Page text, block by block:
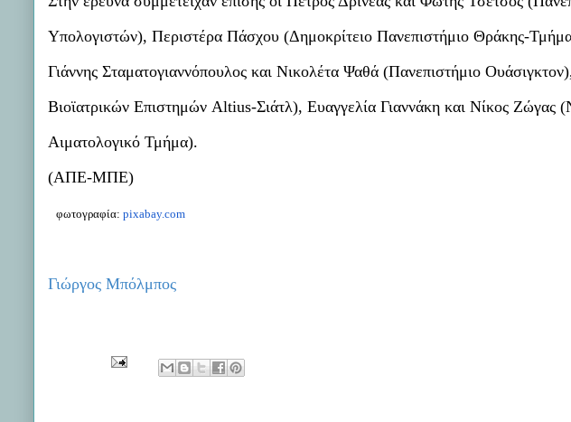
Υπολογιστών), Περιστέρα Πάσχου (Δημοκρίτειο Πανεπιστήμιο Θράκης-
Γιάννης Σταματογιαννόπουλος και Νικολέτα Ψαθά (Πανεπιστήμιο
Βιοϊατρικών Επιστημών Altius-Σιάτλ), Ευαγγελία Γιαννάκη και Νίκος
Αιματολογικό Τμήμα).
(ΑΠΕ-ΜΠΕ)
φωτογραφία: pixabay.com
Γιώργος Μπόλμπος